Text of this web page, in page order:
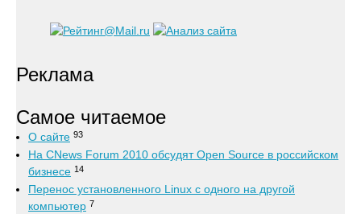
Реклама
Самое читаемое
О сайте 93
На CNews Forum 2010 обсудят Open Source в российском
бизнесе 14
Перенос установленного Linux с одного на другой
компьютер 7